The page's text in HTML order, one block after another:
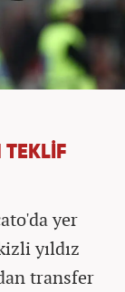
yer
yıldız
transfer